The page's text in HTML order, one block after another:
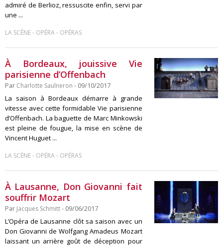
admiré de Berlioz, ressuscite enfin, servi par
une ...
LA SCÈNE- OPÉRA- OPÉRAS
À Bordeaux, jouissive Vie
parisienne d’Offenbach
Par Charlotte Saulneron - 09/10/2017
La saison à Bordeaux démarre à grande
vitesse avec cette formidable Vie parisienne
d’Offenbach. La baguette de Marc Minkowski
est pleine de fougue, la mise en scène de
Vincent Huguet ...
LA SCÈNE- OPÉRA- OPÉRAS
À Lausanne, Don Giovanni fait
souffrir Mozart
Par Jacques Schmitt- 09/06/2017
L’Opéra de Lausanne clôt sa saison avec un
Don Giovanni de Wolfgang Amadeus Mozart
laissant un arrière goût de déception pour